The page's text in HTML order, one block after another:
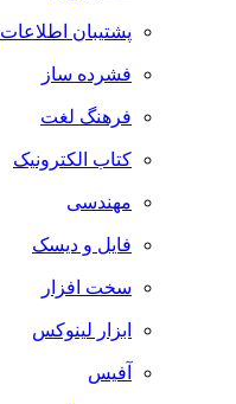
پشتیبان اطلاعات
فشرده ساز
فرهنگ لغت
کتاب الکترونیک
مهندسی
فایل و دیسک
سخت افزار
ابزار لینوکس
آفیس